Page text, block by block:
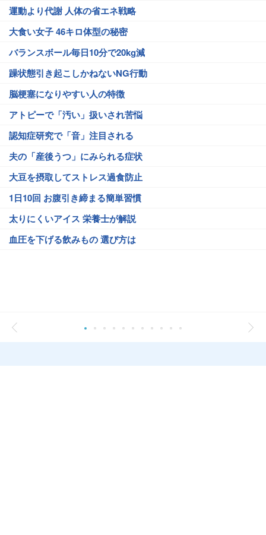
運動より代謝 人体の省エネ戦略
大食い女子 46キロ体型の秘密
バランスボール毎日10分で20kg減
躁状態引き起こしかねないNG行動
脳梗塞になりやすい人の特徴
アトピーで「汚い」扱いされ苦悩
認知症研究で「音」注目される
夫の「産後うつ」にみられる症状
大豆を摂取してストレス過食防止
1日10回 お腹引き締まる簡単習慣
太りにくいアイス 栄養士が解説
血圧を下げる飲みもの 選び方は